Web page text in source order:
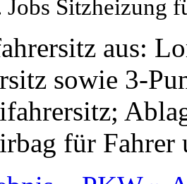
Jobs Sitzheizung
aus:
sowie 3-
für Fahrer